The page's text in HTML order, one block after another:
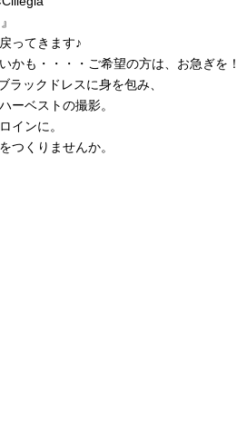
ってきます♪
かも・・・・ご希望の方は、お急ぎを！
ックドレスに身を包み、
ーベストの撮影。
インに。
つくりませんか。